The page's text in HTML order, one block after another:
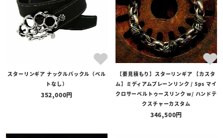
スターリンギア ナックルバックル（ベル
トなし）
352,000
【要見積もり】スターリンギア 【カスタ
ム】ミディアムプレーンリンク / 5ps マイ
クロサーベルトゥースリンク w/ ハンドテ
クスチャーカスタム
346,500